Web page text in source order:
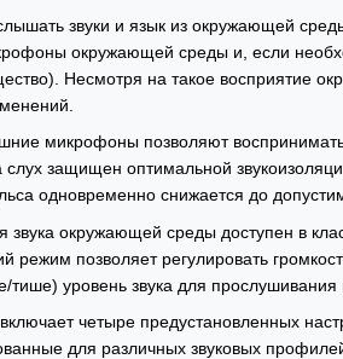
звуки и язык из окружающей
окружающей среды и, если
Несмотря на такое восприятие
микрофоны позволяют
защищен оптимальной
одновременно снижается до
звука окружающей среды доступен в
режим позволяет регулировать
тише) уровень звука для
четыре предустановленных
для различных звуковых